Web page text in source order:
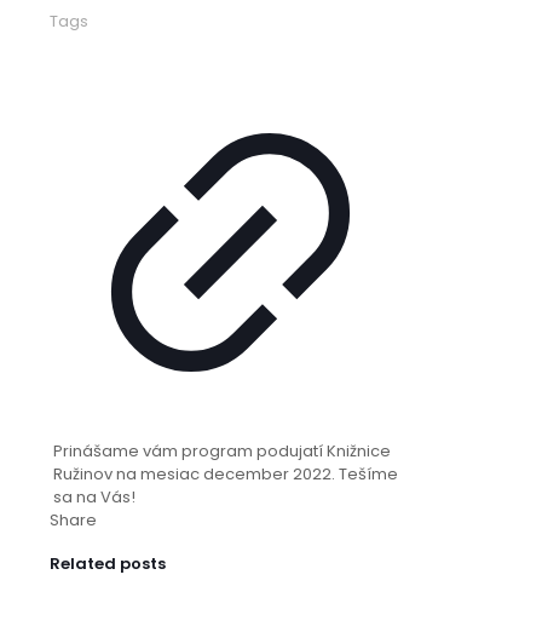
Tags
Prinášame vám program podujatí Knižnice
Ružinov na mesiac december 2022. Tešíme
sa na Vás!
Share
Related posts